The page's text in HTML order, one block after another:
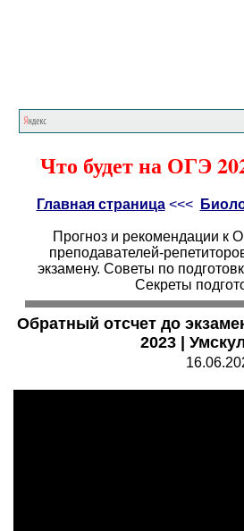
Что будет на ОГЭ
Главная страница<<<
Прогноз и рекомендации к
преподавателей-
экзамену. Советы по
Секреты
Обратный отсчет до
2023 |